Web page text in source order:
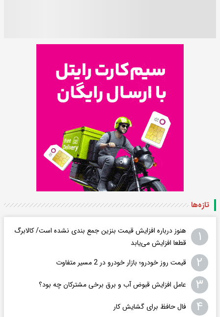
تازه‌ها
۱
هنوز درباره افزایش قیمت بنزین جمع بندی نشده است/ کالابرگ
قطعا افزایش می‌یابد
۲ قیمت روز خودرو؛ بازار خودرو در 2 مسیر متفاوت
۳ عامل افزایش قبوض آب و برق برخی مشترکان چه بود؟
۴ فال حافظ برای گشایش کار